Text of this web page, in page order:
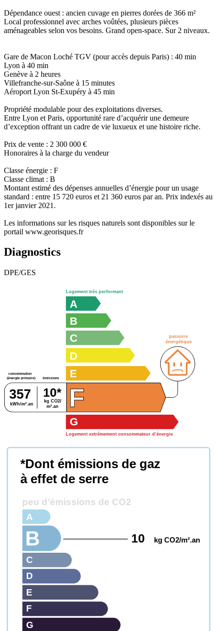
Dépendance ouest : ancien cuvage en pierres dorées de 366 m²
Local professionnel avec arches voûtées, plusieurs pièces
aménageables selon vos besoins. Grand open-space. Sur 2 niveaux.
Gare de Macon Loché TGV (pour accès depuis Paris) : 40 min
Lyon à 40 min
Genève à 2 heures
Villefranche-sur-Saône à 15 minutes
Aéroport Lyon St-Exupéry à 45 min
Propriété modulable pour des exploitations diverses.
Entre Lyon et Paris, opportunité rare d’acquérir une demeure
d’exception offrant un cadre de vie luxueux et une histoire riche.
Prix de vente : 2 300 000 €
Honoraires à la charge du vendeur
Classe énergie : F
Classe climat : B
Montant estimé des dépenses annuelles d’énergie pour un usage
standard : entre 15 720 euros et 21 360 euros par an. Prix indexés au
1er janvier 2021.
Les informations sur les risques naturels sont disponibles sur le
portail www.georisques.fr
Diagnostics
DPE/GES
consommation
(énergie primaire)
émissions
kg CO2/
m².an
kWh/m².an
357 10*
G
Logement extrêmement consommateur d’énergie
passoire
énergétique
F
E
D
C
B
A
Logement très performant
*Dont émissions de gaz
à effet de serre
peu d’émissions de CO2
G
F
E
D
C
B 10 kg CO2/m².an
A